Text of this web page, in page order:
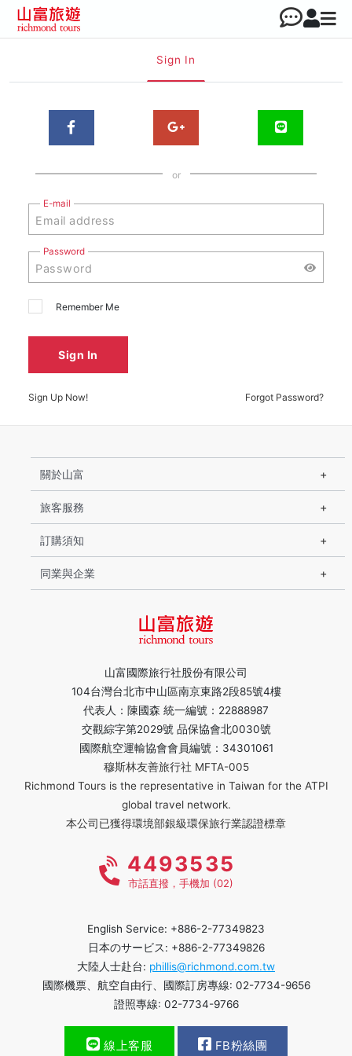
Sign In
or
E-mail
Password
Remember Me
Sign In
Sign Up Now! Forgot Password?
山富國際旅行社股份有限公司
104台灣台北市中山區南京東路2段85號4樓
代表人：陳國森 統一編號：22888987
交觀綜字第2029號 品保協會北0030號
國際航空運輸協會會員編號：34301061
穆斯林友善旅行社 MFTA-005
Richmond Tours is the representative in Taiwan for the ATPI
global travel network.
本公司已獲得環境部銀級環保旅行業認證標章
關於山富
旅客服務
訂購須知
同業與企業
4493535
市話直撥，手機加 (02)
English Service: +886-2-77349823
日本のサービス: +886-2-77349826
大陸人士赴台: phillis@richmond.com.tw
國際機票、航空自由行、國際訂房專線: 02-7734-9656
證照專線: 02-7734-9766
線上客服 FB粉絲團